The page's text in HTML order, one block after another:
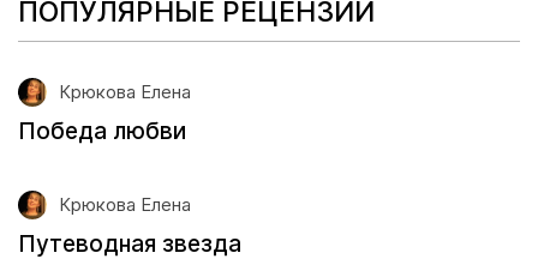
ПОПУЛЯРНЫЕ РЕЦЕНЗИИ
Крюкова Елена
Победа любви
Крюкова Елена
Путеводная звезда